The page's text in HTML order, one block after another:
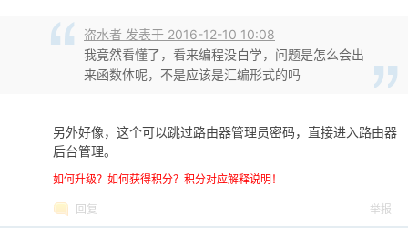
盗水者 发表于 2016-12-10 10:08
我竟然看懂了，看来编程没白学，问题是怎么会出
来函数体呢，不是应该是汇编形式的吗
另外好像，这个可以跳过路由器管理员密码，直接进入路由器
后台管理。
如何升级？如何获得积分？积分对应解释说明！
回复 举报